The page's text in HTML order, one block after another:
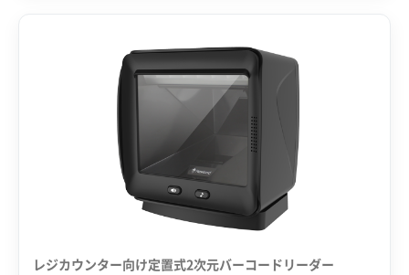
レジカウンター向け定置式2次元バーコードリーダー